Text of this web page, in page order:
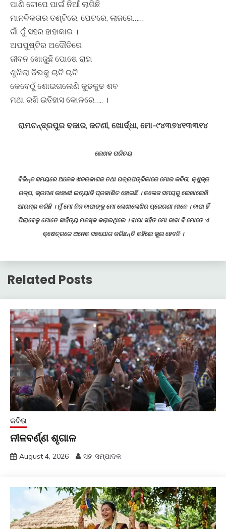
ପାଣି ଟୋପେ ପାଇଁ ନିଆଁ ଲାଗିଛି
ମାନବିକତାର ତଣ୍ଟିରେ, ପେଟରେ, ଲାଜରେ……
ଗାଁ ଠୁଁ ସହର ହାହାକାର ।
ଅପପୁଷ୍ଟିର ଅଦୌତିରେ
ଜୀବନ ଖୋଜୁଛି ପୋଷେ ରାହା
ଶୁଖିଲା ଜିଭକୁ ଚାଟି ଚାଟି
କେବେଠୁଁ ଶୋଇଗଲେଣି କୁଢକୁଢ ଶବ
ମଥା ରଖି ଇତିହାସ କୋଳରେ….. ।
ରାମଚନ୍ଦ୍ରପୁର ବଜାର, ଜଟଣୀ, ଖୋର୍ଦ୍ଧା, ମୋ-୯୪୩୭୪୧୩୩୧୪
ଲେଖକ ପରିଚୟ
ବିଭିନ୍ନ ସମୟରେ ଅନେକ ଖବରକାଗଜ ତଥା ପତ୍ରପତ୍ରିକାରେ ମୋର କବିତା, କ୍ଷୁଦ୍ର
ଗଳ୍ପ, ଭ୍ରମଣ କାହାଣୀ ଇତ୍ୟାଦି ପ୍ରକାଶିତ ହୋଇଛି । କଲେଜ ସମୟରୁ ଲେଖାଲେଖି
ଆରମ୍ଭ କରିଛି । ମୁଁ ମୋ ନିଜ ବାପାଙ୍କୁ ମୋ ଲେଖାଲେଖିର ପ୍ରେରଣା ମାନେ । ବାପା ହିଁ
ପିଲାବେଳୁ ମୋତେ ସାହିତ୍ୟ ମନସ୍କ କରାଇଥିଲେ । ବାପା ସହିତ ମୋ ଦାଦା ବି ମୋତେ ଏ
କ୍ଷେତ୍ରରେ ଅନେକ ସହଯୋଗ କରିଛନ୍ତି କହିଲେ ଭୁଲ ହେବନି ।
Related Posts
କବିତା
ନୀଳବର୍ଣ୍ଣ ଶୃଗାଳ
August 4, 2026 ସହ-ସମ୍ପାଦକ